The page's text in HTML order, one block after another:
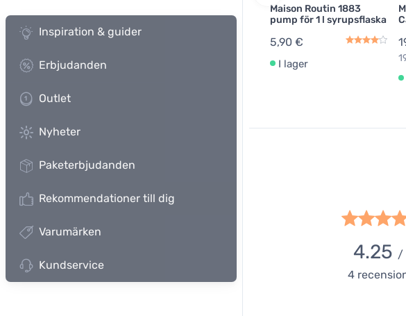
Inspiration & guider
Erbjudanden
Outlet
Nyheter
Paketerbjudanden
Rekommendationer till dig
Varumärken
Kundservice
Maison Routin 1883
pump för 1 l syrupsflaska
5,90 €
I lager
4.25 /
4